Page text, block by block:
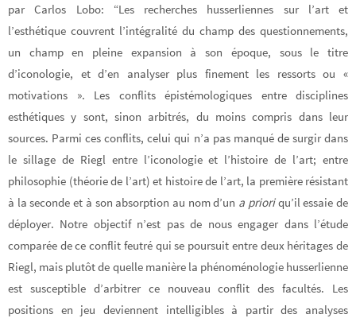
par Carlos Lobo: “Les recherches husserliennes sur l’art et
l’esthétique couvrent l’intégralité du champ des questionnements,
un champ en pleine expansion à son époque, sous le titre
d’iconologie, et d’en analyser plus finement les ressorts ou «
motivations ». Les conflits épistémologiques entre disciplines
esthétiques y sont, sinon arbitrés, du moins compris dans leur
sources. Parmi ces conflits, celui qui n’a pas manqué de surgir dans
le sillage de Riegl entre l’iconologie et l’histoire de l’art; entre
philosophie (théorie de l’art) et histoire de l’art, la première résistant
à la seconde et à son absorption au nom d’un a prioriqu’il essaie de
déployer. Notre objectif n’est pas de nous engager dans l’étude
comparée de ce conflit feutré qui se poursuit entre deux héritages de
Riegl, mais plutôt de quelle manière la phénoménologie husserlienne
est susceptible d’arbitrer ce nouveau conflit des facultés. Les
positions en jeu deviennent intelligibles à partir des analyses